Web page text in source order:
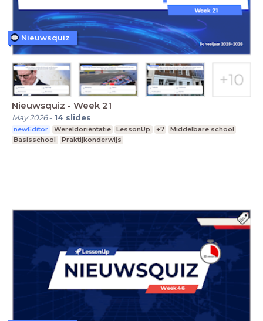
Nieuwsquiz - Week 21
May 2026- 14 slides
newEditor Wereldoriëntatie LessonUp +7
Middelbare school
Basisschool
Praktijkonderwijs
Nieuwsquiz